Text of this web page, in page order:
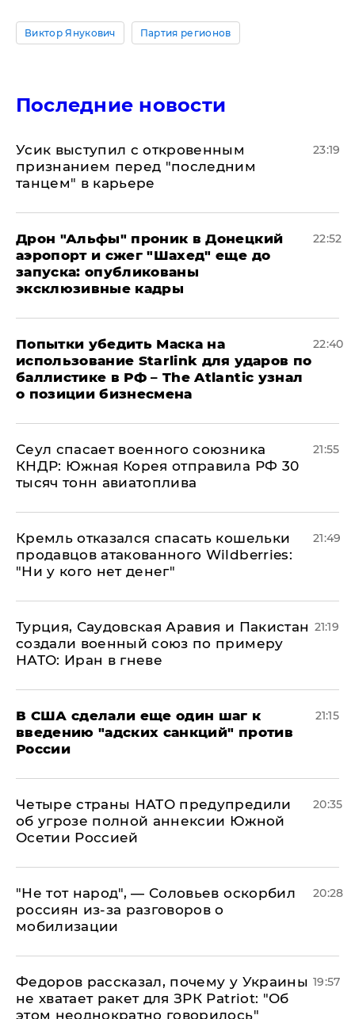
Виктор Янукович Партия регионов
Последние новости
Усик выступил с откровенным
признанием перед "последним
танцем" в карьере
23:19
Дрон "Альфы" проник в Донецкий
аэропорт и сжег "Шахед" еще до
запуска: опубликованы
эксклюзивные кадры
22:52
Попытки убедить Маска на
использование Starlink для ударов по
баллистике в РФ – The Atlantic узнал
о позиции бизнесмена
22:40
​Сеул спасает военного союзника
КНДР: Южная Корея отправила РФ 30
тысяч тонн авиатоплива
21:55
Кремль отказался спасать кошельки
продавцов атакованного Wildberries:
"Ни у кого нет денег"
21:49
Турция, Саудовская Аравия и Пакистан
создали военный союз по примеру
НАТО: Иран в гневе
21:19
В США сделали еще один шаг к
введению "адских санкций" против
России
21:15
Четыре страны НАТО предупредили
об угрозе полной аннексии Южной
Осетии Россией
20:35
​"Не тот народ", — Соловьев оскорбил
россиян из-за разговоров о
мобилизации
20:28
Федоров рассказал, почему у Украины
не хватает ракет для ЗРК Patriot: "Об
этом неоднократно говорилось"
19:57